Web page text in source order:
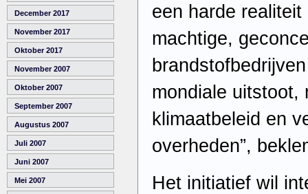
December 2017
November 2017
Oktober 2017
November 2007
Oktober 2007
September 2007
Augustus 2007
Juli 2007
Juni 2007
Mei 2007
een harde realiteit
machtige,
mondiale uitstoot,
klimaatbeleid en
overheden”,
Het initiatief wil